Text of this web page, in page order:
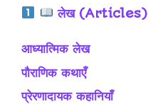
लेख (Articles)
आध्यात्मिक लेख
पौराणिक कथाएँ
प्रेरणादायक कहानियाँ